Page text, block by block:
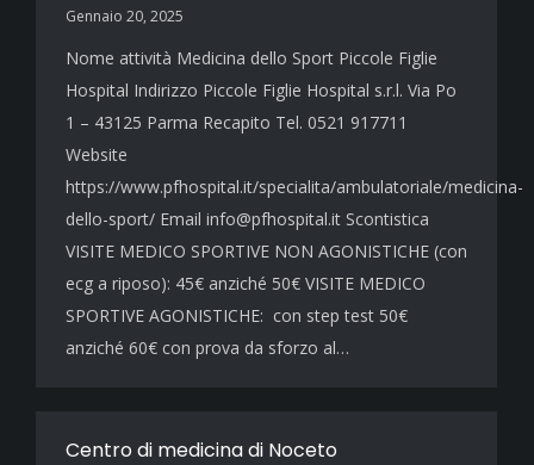
Gennaio 20, 2025
Nome attività Medicina dello Sport Piccole Figlie
Hospital Indirizzo Piccole Figlie Hospital s.r.l. Via Po
1 – 43125 Parma Recapito Tel. 0521 917711
Website
https://www.pfhospital.it/specialita/ambulatoriale/medicina-
dello-sport/ Email info@pfhospital.it Scontistica
VISITE MEDICO SPORTIVE NON AGONISTICHE (con
ecg a riposo): 45€ anziché 50€ VISITE MEDICO
SPORTIVE AGONISTICHE: con step test 50€
anziché 60€ con prova da sforzo al…
Centro di medicina di Noceto